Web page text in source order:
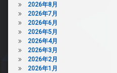
2026年8月
2026年7月
2026年6月
2026年5月
2026年4月
2026年3月
2026年2月
2026年1月